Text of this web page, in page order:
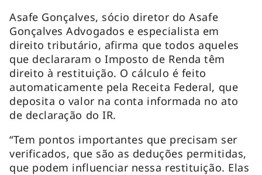
Asafe Gonçalves, sócio diretor do Asafe
Gonçalves Advogados e especialista em
direito tributário, afirma que todos aqueles
que declararam o Imposto de Renda têm
direito à restituição. O cálculo é feito
automaticamente pela Receita Federal, que
deposita o valor na conta informada no ato
de declaração do IR.
“Tem pontos importantes que precisam ser
verificados, que são as deduções permitidas,
que podem influenciar nessa restituição. Elas